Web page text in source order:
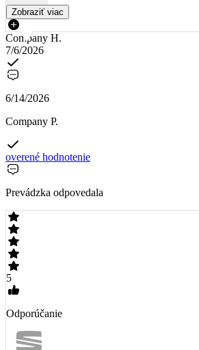
Zobraziť viac
Company H.
7/6/2026
6/14/2026
Company P.
overené hodnotenie
Prevádzka odpovedala
5
Odporúčanie